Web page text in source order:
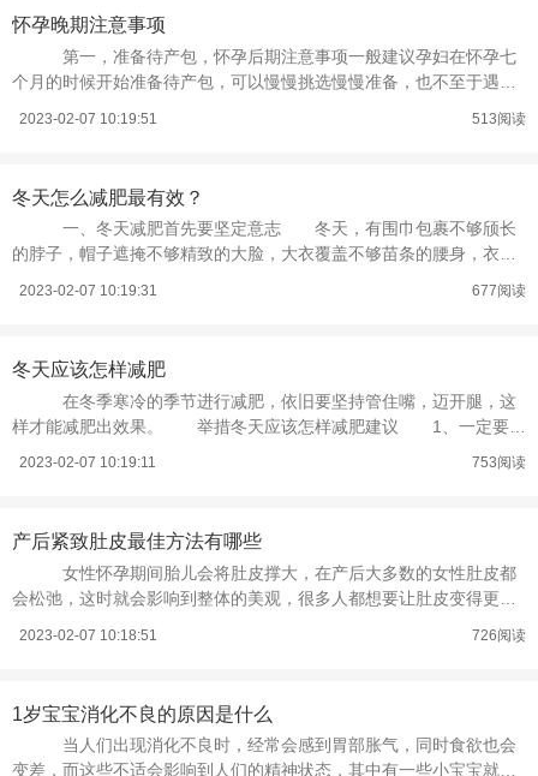
怀孕晚期注意事项
第一，准备待产包，怀孕后期注意事项一般建议孕妇在怀孕七
个月的时候开始准备待产包，可以慢慢挑选慢慢准备，也不至于遇到
2023-02-07 10:19:51 513阅读
冬天怎么减肥最有效？
一、冬天减肥首先要坚定意志 冬天，有围巾包裹不够颀长
的脖子，帽子遮掩不够精致的大脸，大衣覆盖不够苗条的腰身，衣服
2023-02-07 10:19:31 677阅读
冬天应该怎样减肥
在冬季寒冷的季节进行减肥，依旧要坚持管住嘴，迈开腿，这
样才能减肥出效果。 举措冬天应该怎样减肥建议 1、一定要坚
2023-02-07 10:19:11 753阅读
产后紧致肚皮最佳方法有哪些
女性怀孕期间胎儿会将肚皮撑大，在产后大多数的女性肚皮都
会松弛，这时就会影响到整体的美观，很多人都想要让肚皮变得更加
2023-02-07 10:18:51 726阅读
1岁宝宝消化不良的原因是什么
当人们出现消化不良时，经常会感到胃部胀气，同时食欲也会
变差，而这些不适会影响到人们的精神状态，其中有一些小宝宝就会